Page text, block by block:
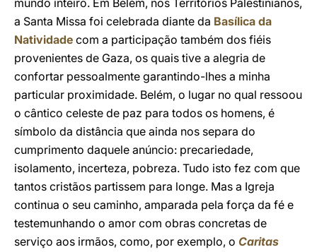
mundo inteiro. Em Belém, nos Territórios Palestinianos,
a Santa Missa foi celebrada diante da Basílica da
Natividade com a participação também dos fiéis
provenientes de Gaza, os quais tive a alegria de
confortar pessoalmente garantindo-lhes a minha
particular proximidade. Belém, o lugar no qual ressoou
o cântico celeste de paz para todos os homens, é
símbolo da distância que ainda nos separa do
cumprimento daquele anúncio: precariedade,
isolamento, incerteza, pobreza. Tudo isto fez com que
tantos cristãos partissem para longe. Mas a Igreja
continua o seu caminho, amparada pela força da fé e
testemunhando o amor com obras concretas de
serviço aos irmãos, como, por exemplo, o Caritas